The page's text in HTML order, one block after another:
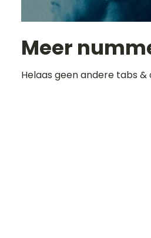
Meer
Helaas geen andere tabs